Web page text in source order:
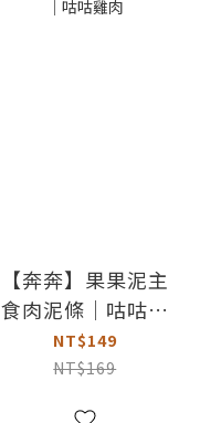
【奔奔】果果泥主
食肉泥條｜咕咕雞
肉
NT$149
NT$169